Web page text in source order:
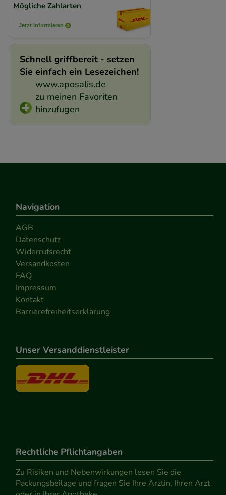
Mögliche Zahlarten
Jetzt informieren
Schnell griffbereit - setzen
Sie einfach ein Lesezeichen!
www.aposalis.de
zu meinen Favoriten
hinzufugen
Navigation
AGB
Datenschutz
Widerrufsrecht
Versandkosten
FAQ
Impressum
Kontakt
Barrierefreiheitserklärung
Unser Versanddienstleister
Rechtliche Pflichtangaben
Zu Risiken und Nebenwirkungen lesen Sie die
Packungsbeilage und fragen Sie Ihre Ärztin, Ihren Arzt